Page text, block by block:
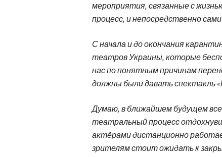
мероприятия, связанные с
процесс, и непосредственно
С начала и до окончания
театров Украины, которые
нас по понятным причинам
должны были давать спектакль
Думаю, в ближайшем будущем
театральный процесс
актёрами дистанционно
зрителям стоит ожидать к